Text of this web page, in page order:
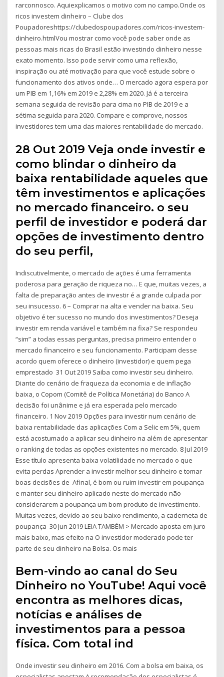
rarconnosco. Aquiexplicamos o motivo com no campo.Onde os
ricos investem dinheiro – Clube dos
Poupadoreshttps://clubedospoupadores.com/ricos-investem-
dinheiro.htmlVou mostrar como você pode saber onde as
pessoas mais ricas do Brasil estão investindo dinheiro nesse
exato momento. Isso pode servir como uma reflexão,
inspiração ou até motivação para que você estude sobre o
funcionamento dos ativos onde… O mercado agora espera por
um PIB em 1,16% em 2019 e 2,28% em 2020. Já é a terceira
semana seguida de revisão para cima no PIB de 2019 e a
sétima seguida para 2020. Compare e comprove, nossos
investidores tem uma das maiores rentabilidade do mercado.
28 Out 2019 Veja onde investir e
como blindar o dinheiro da
baixa rentabilidade aqueles que
têm investimentos e aplicações
no mercado financeiro. o seu
perfil de investidor e poderá dar
opções de investimento dentro
do seu perfil,
Indiscutivelmente, o mercado de ações é uma ferramenta
poderosa para geração de riqueza no… E que, muitas vezes, a
falta de preparação antes de investir é a grande culpada por
seu insucesso. 6 – Comprar na alta e vender na baixa. Seu
objetivo é ter sucesso no mundo dos investimentos? Deseja
investir em renda variável e também na fixa? Se respondeu
“sim” a todas essas perguntas, precisa primeiro entender o
mercado financeiro e seu funcionamento. Participam desse
acordo quem oferece o dinheiro (investidor) e quem pega
emprestado 31 Out 2019 Saiba como investir seu dinheiro.
Diante do cenário de fraqueza da economia e de inflação
baixa, o Copom (Comitê de Política Monetária) do Banco A
decisão foi unânime e já era esperada pelo mercado
financeiro. 1 Nov 2019 Opções para investir num cenário de
baixa rentabilidade das aplicações Com a Selic em 5%, quem
está acostumado a aplicar seu dinheiro na além de apresentar
o ranking de todas as opções existentes no mercado. 8 Jul 2019
Esse título apresenta baixa volatilidade no mercado o que
evita perdas Aprender a investir melhor seu dinheiro e tomar
boas decisões de Afinal, é bom ou ruim investir em poupança
e manter seu dinheiro aplicado neste do mercado não
considerarem a poupança um bom produto de investimento.
Muitas vezes, devido ao seu baixo rendimento, a caderneta de
poupança 30 Jun 2019 LEIA TAMBÉM > Mercado aposta em juro
mais baixo, mas efeito na O investidor moderado pode ter
parte de seu dinheiro na Bolsa. Os mais
Bem-vindo ao canal do Seu
Dinheiro no YouTube! Aqui você
encontra as melhores dicas,
notícias e análises de
investimentos para a pessoa
física. Com total ind
Onde investir seu dinheiro em 2016. Com a bolsa em baixa, os